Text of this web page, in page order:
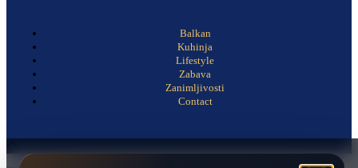
Balkan
Kuhinja
Lifestyle
Zabava
Zanimljivosti
Contact